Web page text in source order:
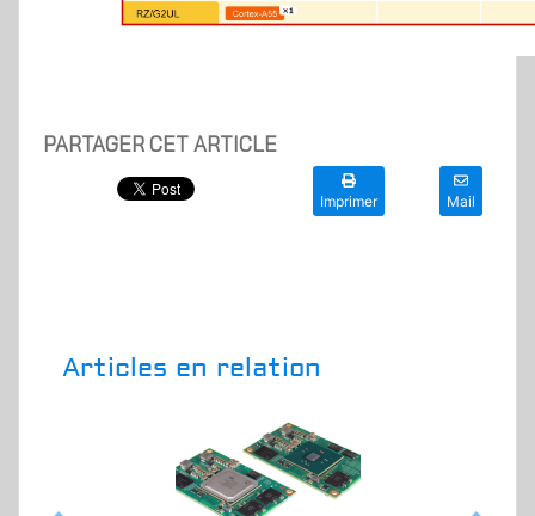
PARTAGER CET ARTICLE
Imprimer Mail
Articles en relation